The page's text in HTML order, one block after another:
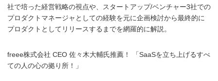
社で培った経営戦略の視点や、スタートアップ/ベンチャー3社での
プロダクトマネージャとしての経験を元に企画検討から最終的に
プロダクトとしてリリースするまでを網羅的に解説。
freee株式会社 CEO 佐々木大輔氏推薦！ 「SaaSを立ち上げるすべ
ての人の心の拠り所！」